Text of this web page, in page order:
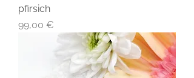
pfirsich
Preis
99,00 €